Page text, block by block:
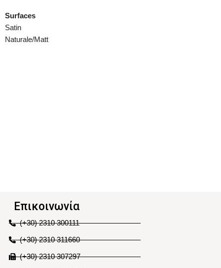
Surfaces
Satin
Naturale/Matt
Επικοινωνία
(+30) 2310 300111
(+30) 2310 311660
(+30) 2310 307297